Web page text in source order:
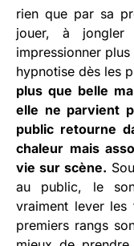
rien que par sa
jouer, à
impressionner
hypnotise dès les
plus que belle
elle ne parvient
public retourne
chaleur mais
vie sur scène.
au public, le
vraiment lever les
premiers rangs